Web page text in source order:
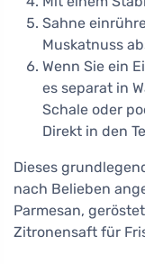
Sahne
Muskatnuss
Wenn Sie ein
es separat in
Schale oder
Direkt in den
Dieses
nach Belieben
Parmesan,
Zitronensaft für